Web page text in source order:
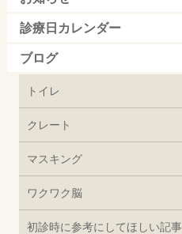
診療日カレンダー
ブログ
トイレ
クレート
マスキング
ワクワク脳
初診時に参考にしてほしい記事